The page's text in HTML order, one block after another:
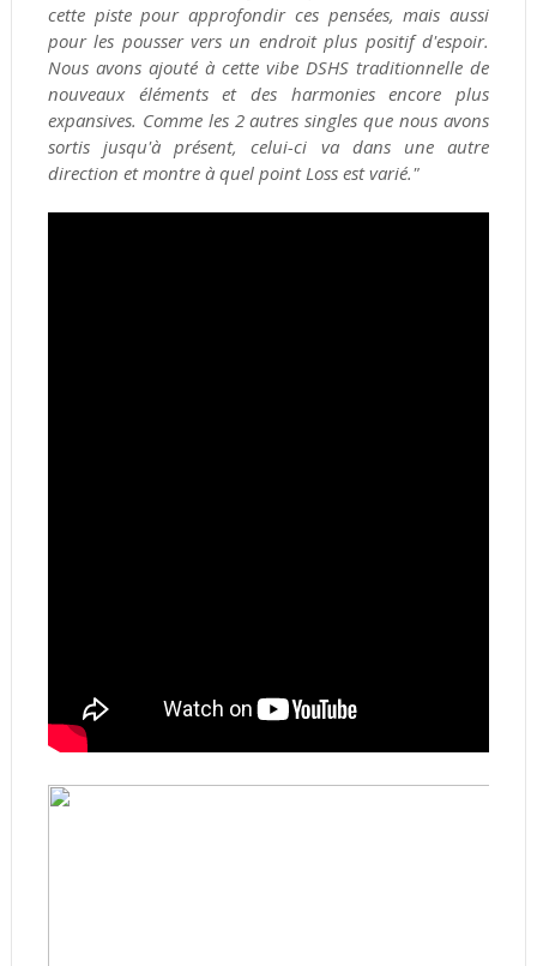
cette piste pour approfondir ces pensées, mais aussi
pour les pousser vers un endroit plus positif d'espoir.
Nous avons ajouté à cette vibe DSHS traditionnelle de
nouveaux éléments et des harmonies encore plus
expansives. Comme les 2 autres singles que nous avons
sortis jusqu'à présent, celui-ci va dans une autre
direction et montre à quel point Loss est varié."